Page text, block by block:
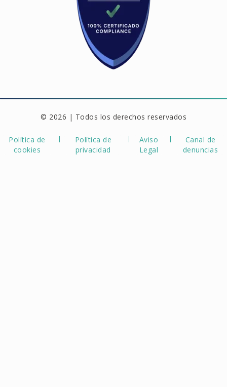
© 2026 | Todos los derechos reservados
Política de
cookies
Política de
privacidad
Aviso
Legal
Canal de
denuncias